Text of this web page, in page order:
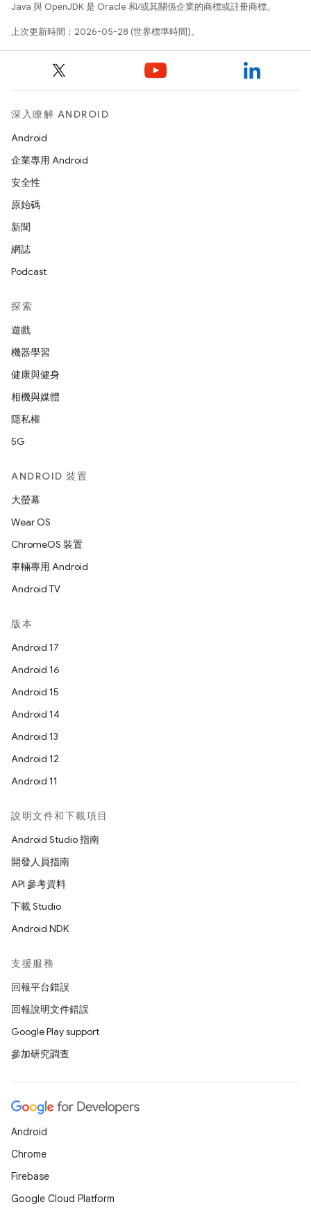
Java 與 OpenJDK 是 Oracle 和/或其關係企業的商標或註冊商標。
上次更新時間：2026-05-28 (世界標準時間)。
深入瞭解 ANDROID
Android
企業專用 Android
安全性
原始碼
新聞
網誌
Podcast
探索
遊戲
機器學習
健康與健身
相機與媒體
隱私權
5G
ANDROID 裝置
大螢幕
Wear OS
ChromeOS 裝置
車輛專用 Android
Android TV
版本
Android 17
Android 16
Android 15
Android 14
Android 13
Android 12
Android 11
說明文件和下載項目
Android Studio 指南
開發人員指南
API 參考資料
下載 Studio
Android NDK
支援服務
回報平台錯誤
回報說明文件錯誤
Google Play support
參加研究調查
Android
Chrome
Firebase
Google Cloud Platform